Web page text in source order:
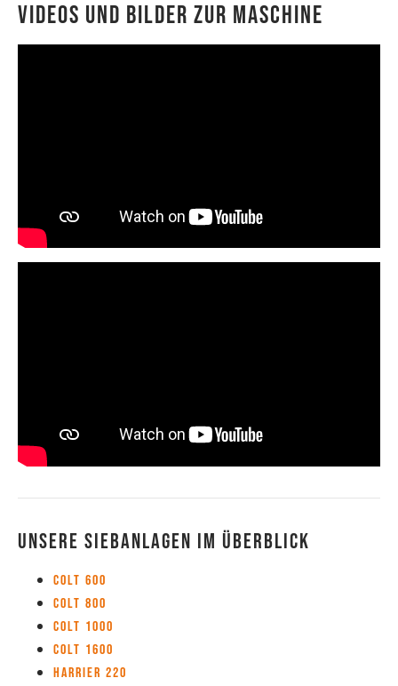
Videos und Bilder zur Maschine
Unsere Siebanlagen im Überblick
Colt 600
Colt 800
Colt 1000
Colt 1600
Harrier 220